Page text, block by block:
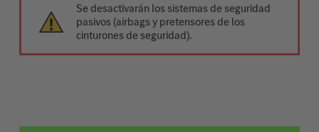
Se desactivarán los sistemas de seguridad
pasivos (airbags y pretensores de los
cinturones de seguridad).